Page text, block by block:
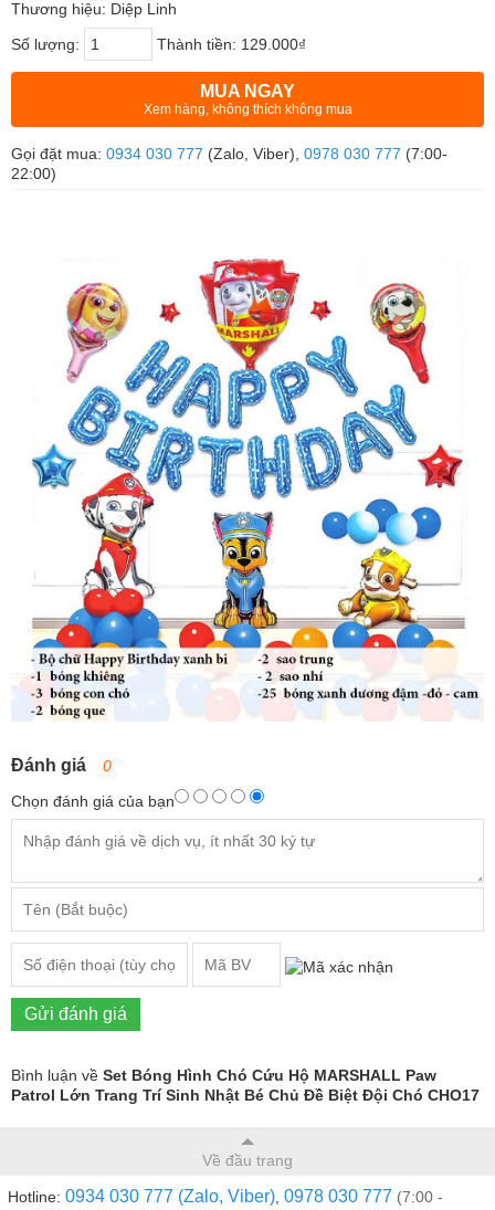
Thương hiệu: Diệp Linh
Số lượng:
Thành tiền: 129.000₫
MUA NGAY
Xem hàng, không thích không mua
Gọi đặt mua: 0934 030 777 (Zalo, Viber), 0978 030 777 (7:00-
22:00)
Đánh giá
0
Chọn đánh giá của bạn
Gửi đánh giá
Bình luận về Set Bóng Hình Chó Cứu Hộ MARSHALL Paw
Patrol Lớn Trang Trí Sinh Nhật Bé Chủ Đề Biệt Đội Chó CHO17
Về đầu trang
Hotline: 0934 030 777 (Zalo, Viber), 0978 030 777 (7:00 -